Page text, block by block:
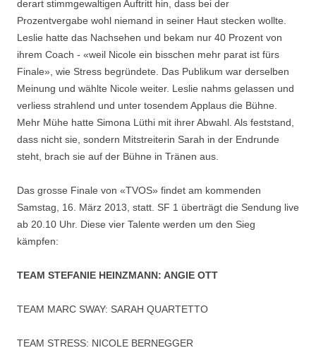
derart stimmgewaltigen Auftritt hin, dass bei der
Prozentvergabe wohl niemand in seiner Haut stecken wollte.
Leslie hatte das Nachsehen und bekam nur 40 Prozent von
ihrem Coach - «weil Nicole ein bisschen mehr parat ist fürs
Finale», wie Stress begründete. Das Publikum war derselben
Meinung und wählte Nicole weiter. Leslie nahms gelassen und
verliess strahlend und unter tosendem Applaus die Bühne.
Mehr Mühe hatte Simona Lüthi mit ihrer Abwahl. Als feststand,
dass nicht sie, sondern Mitstreiterin Sarah in der Endrunde
steht, brach sie auf der Bühne in Tränen aus.
Das grosse Finale von «TVOS» findet am kommenden
Samstag, 16. März 2013, statt. SF 1 überträgt die Sendung live
ab 20.10 Uhr. Diese vier Talente werden um den Sieg
kämpfen:
TEAM STEFANIE HEINZMANN: ANGIE OTT
TEAM MARC SWAY: SARAH QUARTETTO
TEAM STRESS: NICOLE BERNEGGER